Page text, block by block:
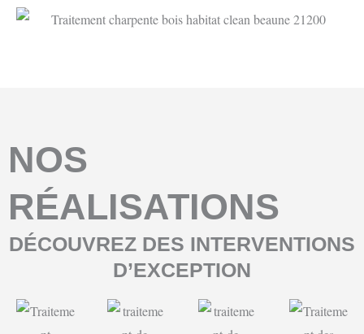
NOS
RÉALISATIONS
DÉCOUVREZ DES INTERVENTIONS
D’EXCEPTION